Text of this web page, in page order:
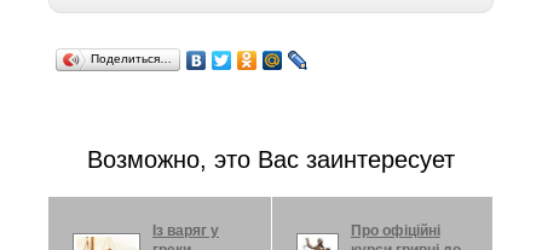
Поделиться…
Возможно, это Вас заинтересует
Із варяг у
Про офіційні